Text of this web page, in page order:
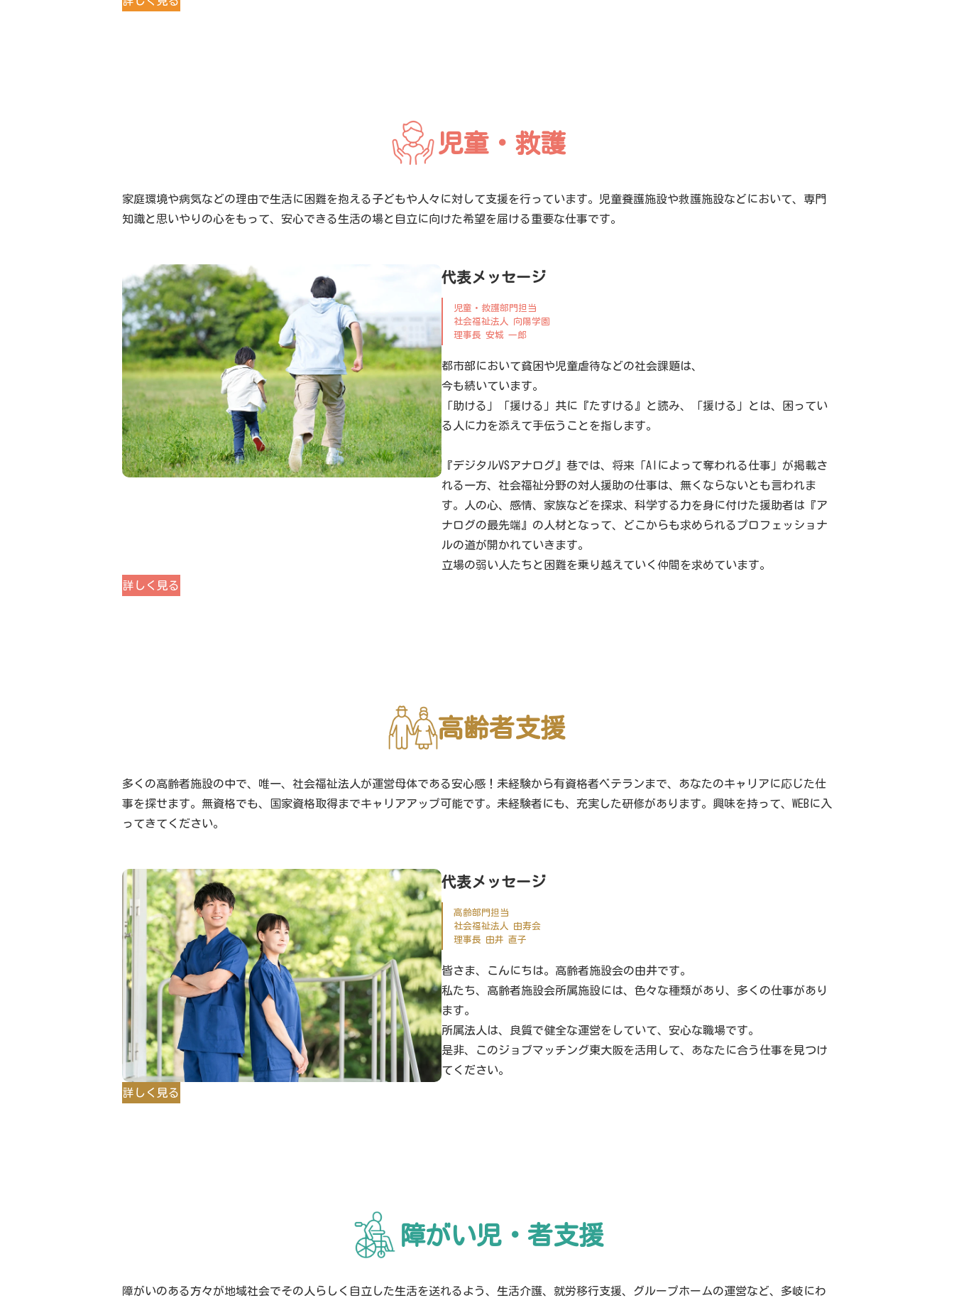
児童・救護
家庭環境や病気などの理由で生活に困難を抱える子どもや人々に対して支援を行っています。児童養護施設や救護施設などにおいて、専門
知識と思いやりの心をもって、安心できる生活の場と自立に向けた希望を届ける重要な仕事です。
代表メッセージ
児童・救護部門担当
社会福祉法人 向陽学園
理事長 安城 一郎
都市部において貧困や児童虐待などの社会課題は、
今も続いています。
「助ける」「援ける」共に『たすける』と読み、「援ける」とは、困ってい
る人に力を添えて手伝うことを指します。
『デジタルVSアナログ』巷では、将来「AIによって奪われる仕事」が掲載さ
れる一方、社会福祉分野の対人援助の仕事は、無くならないとも言われま
す。人の心、感情、家族などを探求、科学する力を身に付けた援助者は『ア
ナログの最先端』の人材となって、どこからも求められるプロフェッショナ
ルの道が開かれていきます。
立場の弱い人たちと困難を乗り越えていく仲間を求めています。
詳しく見る
高齢者支援
多くの高齢者施設の中で、唯一、社会福祉法人が運営母体である安心感！未経験から有資格者ベテランまで、あなたのキャリアに応じた仕
事を探せます。無資格でも、国家資格取得までキャリアアップ可能です。未経験者にも、充実した研修があります。興味を持って、WEBに入
ってきてください。
代表メッセージ
高齢部門担当
社会福祉法人 由寿会
理事長 由井 直子
皆さま、こんにちは。高齢者施設会の由井です。
私たち、高齢者施設会所属施設には、色々な種類があり、多くの仕事があり
ます。
所属法人は、良質で健全な運営をしていて、安心な職場です。
是非、このジョブマッチング東大阪を活用して、あなたに合う仕事を見つけ
てください。
詳しく見る
障がい児・者支援
障がいのある方々が地域社会でその人らしく自立した生活を送れるよう、生活介護、就労移行支援、グループホームの運営など、多岐にわ